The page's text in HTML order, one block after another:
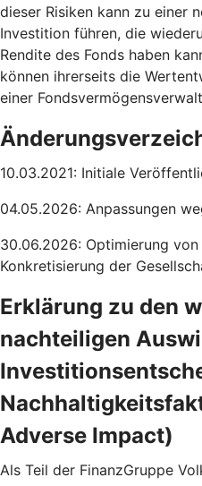
dieser Risiken kann zu einer
Investition führen, die
Rendite des Fonds haben
können ihrerseits die
einer
10.03.2021: Initiale
04.05.2026: Anpassungen
30.06.2026: Optimierung von
Konkretisierung der
Erklärung zu den
nachteiligen
Adverse Impact)
Als Teil der FinanzGruppe